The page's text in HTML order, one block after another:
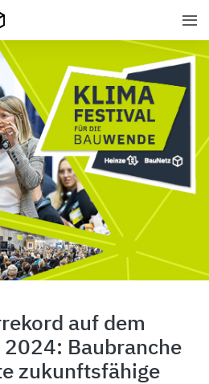
auf dem
Baubranche
zukunftsfähige